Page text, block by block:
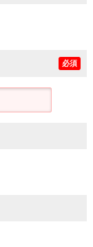
必須